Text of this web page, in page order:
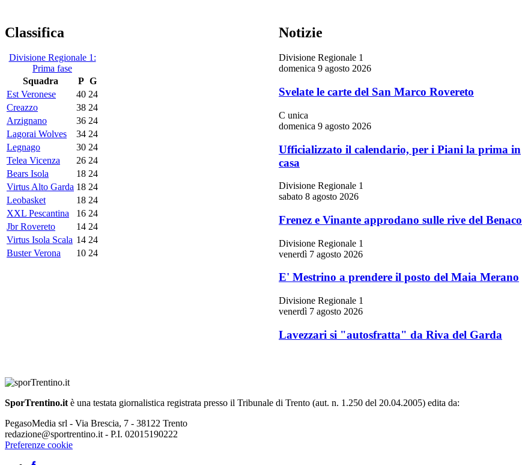
Classifica
Divisione Regionale 1:
Prima fase
Squadra
P G
Est Veronese
40 24
Creazzo
38 24
Arzignano
36 24
Lagorai Wolves
34 24
Legnago
30 24
Telea Vicenza
26 24
Bears Isola
18 24
Virtus Alto Garda 18 24
Leobasket
18 24
XXL Pescantina
16 24
Jbr Rovereto
14 24
Virtus Isola Scala 14 24
Buster Verona
10 24
Notizie
Divisione Regionale 1
domenica 9 agosto 2026
Svelate le carte del San Marco Rovereto
C unica
domenica 9 agosto 2026
Ufficializzato il calendario, per i Piani la prima in
casa
Divisione Regionale 1
sabato 8 agosto 2026
Frenez e Vinante approdano sulle rive del Benaco
Divisione Regionale 1
venerdì 7 agosto 2026
E' Mestrino a prendere il posto del Maia Merano
Divisione Regionale 1
venerdì 7 agosto 2026
Lavezzari si "autosfratta" da Riva del Garda
SporTrentino.it è una testata giornalistica registrata presso il Tribunale di Trento (aut. n. 1.250 del 20.04.2005) edita da:
PegasoMedia srl - Via Brescia, 7 - 38122 Trento
redazione@sportrentino.it - P.I. 02015190222
Preferenze cookie